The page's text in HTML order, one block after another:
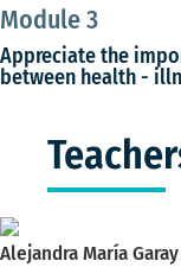
Module 3
Appreciate the
between health -
Alejandra María